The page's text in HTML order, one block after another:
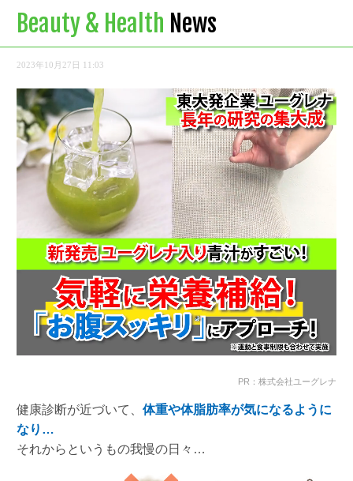
Beauty & Health News
2023年10月27日 11:03
PR：株式会社ユーグレナ
健康診断が近づいて、 体重や体脂肪率が気になるように
なり…
それからというもの我慢の日々…